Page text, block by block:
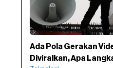
Ada Pola Gerakan
Diviralkan, Apa